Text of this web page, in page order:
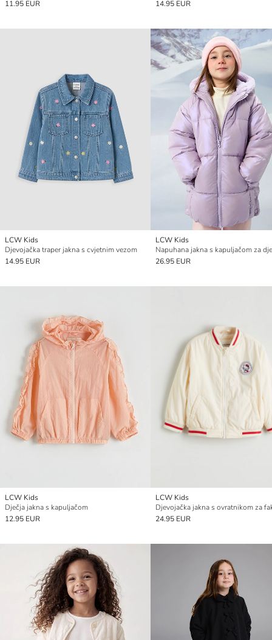
11.95 EUR 14.95 EUR
LCW Kids
Djevojačka traper jakna s cvjetnim vezom
14.95 EUR
LCW Kids
Napuhana jakna s kapuljačom za
26.95 EUR
LCW Kids
Dječja jakna s kapuljačom
12.95 EUR
LCW Kids
24.95 EUR